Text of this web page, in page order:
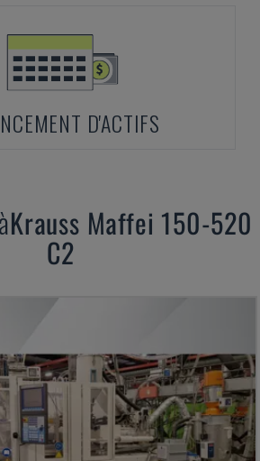
D'ACTIFS
Krauss Maffei 150-520
C2